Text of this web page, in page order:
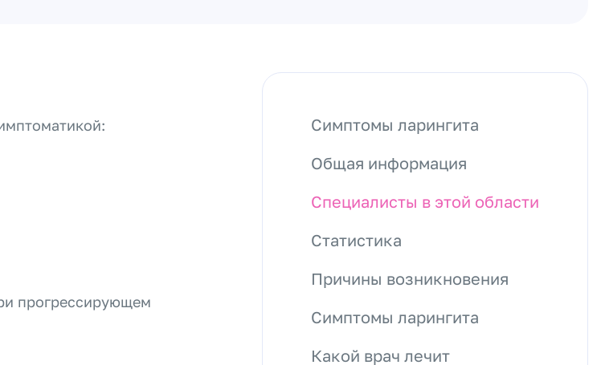
прогрессирующем
Симптомы ларингита
Общая информация
Специалисты в этой области
Статистика
Причины возникновения
Симптомы ларингита
Какой врач лечит